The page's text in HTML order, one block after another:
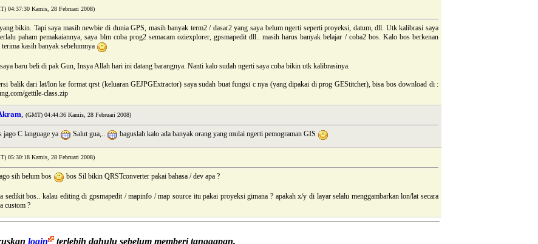
04:37:30 Kamis, 28 Februari 2008)
bikin. Tapi saya masih newbie di dunia GPS, masih banyak term2 / dasar2 yang saya belum ngerti seperti proyeksi, datum, dll. Utk kalibrasi saya
paham pemakaiannya, saya blm coba prog2 semacam oziexplorer, gpsmapedit dll.. masih harus banyak belajar / coba2 bos. Kalo bos berkenan
kasih banyak sebelumnya
baru beli di pak Gun, Insya Allah hari ini datang barangnya. Nanti kalo sudah ngerti saya coba bikin utk kalibrasinya.
balik dari lat/lon ke format qrst (keluaran GEJPGExtractor) saya sudah buat fungsi c nya (yang dipakai di prog GEStitcher), bisa bos download di :
gettile-class.zip
, (GMT) 04:44:36 Kamis, 28 Februari 2008)
jago C language ya Salut gua,.. baguslah kalo ada banyak orang yang mulai ngerti pemograman GIS
05:30:18 Kamis, 28 Februari 2008)
sih belum bos bos Sil bikin QRSTconverter pakai bahasa / dev apa ?
sedikit bos.. kalau editing di gpsmapedit / mapinfo / map source itu pakai proyeksi gimana ? apakah x/y di layar selalu menggambarkan lon/lat secara
custom ?
login terlebih dahulu sebelum memberi tanggapan.